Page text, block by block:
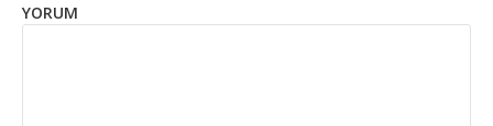
YORUM